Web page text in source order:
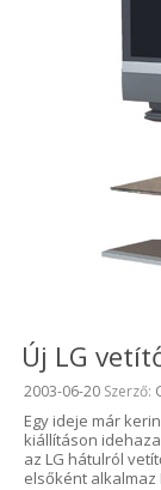
Új LG
Beküldve:
2003-06-20 Szerző:
Egy ideje már
kiállításon
az LG hátulról
elsőként alkalmaz